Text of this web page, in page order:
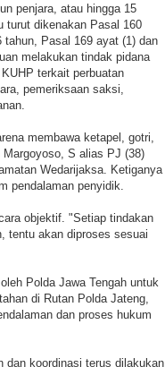
penjara, atau hingga 15
turut dikenakan Pasal 160
tahun, Pasal 169 ayat (1) dan
melakukan tindak pidana
terkait perbuatan
pemeriksaan saksi,
membawa ketapel, gotri,
S alias PJ (38)
Wedarijaksa. Ketiganya
pendalaman penyidik.
objektif. "Setiap tindakan
tentu akan diproses sesuai
Polda Jawa Tengah untuk
di Rutan Polda Jateng,
dan proses hukum
dan koordinasi terus dilakukan